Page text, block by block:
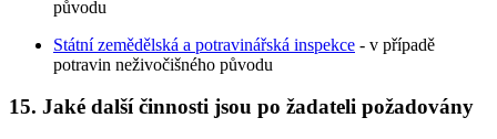
původu
Státní zemědělská a potravinářská inspekce - v případě
potravin neživočišného původu
15. Jaké další činnosti jsou po žadateli požadovány